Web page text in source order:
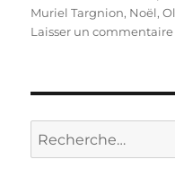
Muriel Targnion, Noël,
Laisser un commentaire
Recherche
pour :